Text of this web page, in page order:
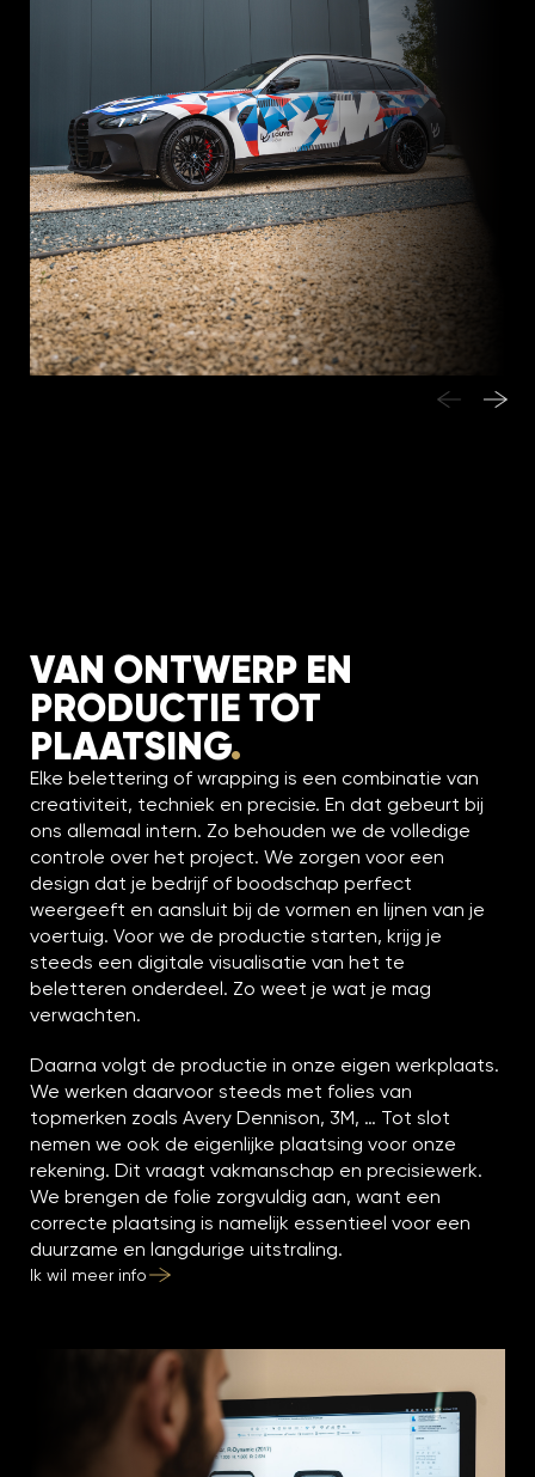
VAN ONTWERP EN
PRODUCTIE TOT
PLAATSING.
Elke belettering of wrapping is een combinatie van
creativiteit, techniek en precisie. En dat gebeurt bij
ons allemaal intern. Zo behouden we de volledige
controle over het project. We zorgen voor een
design dat je bedrijf of boodschap perfect
weergeeft en aansluit bij de vormen en lijnen van je
voertuig. Voor we de productie starten, krijg je
steeds een digitale visualisatie van het te
beletteren onderdeel. Zo weet je wat je mag
verwachten.
Daarna volgt de productie in onze eigen werkplaats.
We werken daarvoor steeds met folies van
topmerken zoals Avery Dennison, 3M, … Tot slot
nemen we ook de eigenlijke plaatsing voor onze
rekening. Dit vraagt vakmanschap en precisiewerk.
We brengen de folie zorgvuldig aan, want een
correcte plaatsing is namelijk essentieel voor een
duurzame en langdurige uitstraling.
Ik wil meer info